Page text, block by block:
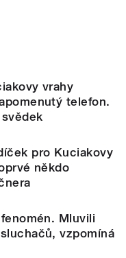
vrahy
telefon.
pro Kuciakovy
někdo
Mluvili
vzpomíná